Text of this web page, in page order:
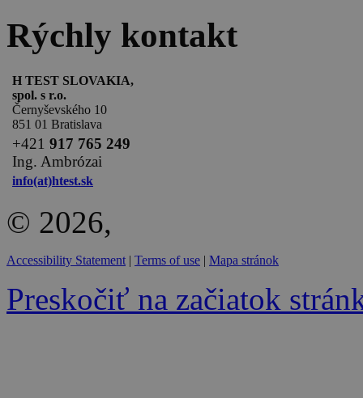
Rýchly kontakt
H TEST SLOVAKIA,
spol. s r.o.
Černyševského 10
851 01 Bratislava
+421 917 765 249
Ing. Ambrózai
info(at)htest.sk
© 2026,
Accessibility Statement | Terms of use | Mapa stránok
Preskočiť na začiatok